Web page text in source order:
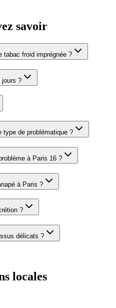
savoir
tabac froid imprégnée ?
jours ?
type de problématique ?
à Paris 16 ?
à Paris ?
?
délicats ?
locales